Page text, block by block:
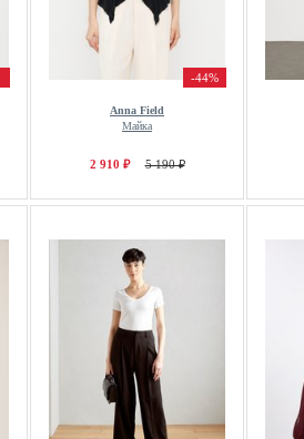
-44%
Anna Field
Майка
2 910 ₽ 5 190 ₽